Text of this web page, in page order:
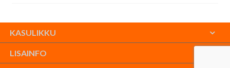
KASULIKKU
LISAINFO